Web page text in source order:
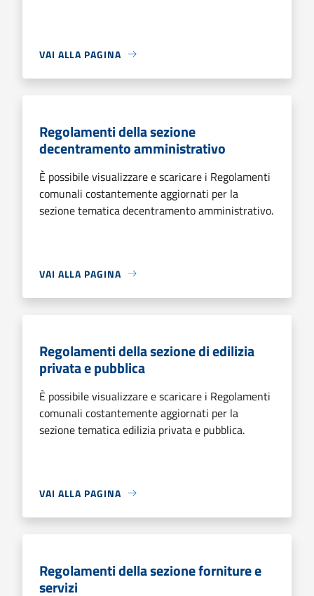
VAI ALLA PAGINA
Regolamenti della sezione
decentramento amministrativo
È possibile visualizzare e scaricare i Regolamenti
comunali costantemente aggiornati per la
sezione tematica decentramento amministrativo.
VAI ALLA PAGINA
Regolamenti della sezione di edilizia
privata e pubblica
È possibile visualizzare e scaricare i Regolamenti
comunali costantemente aggiornati per la
sezione tematica edilizia privata e pubblica.
VAI ALLA PAGINA
Regolamenti della sezione forniture e
servizi